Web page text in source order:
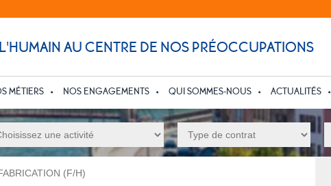
L'HUMAIN AU CENTRE DE NOS PRÉOCCUPATIONS
MÉTIERS NOS ENGAGEMENTS QUI SOMMES-NOUS ACTUALITÉS
(F/H)